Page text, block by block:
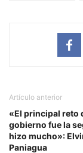
Artículo anterior
«El principal reto
gobierno fue la
hizo mucho»:
Paniagua